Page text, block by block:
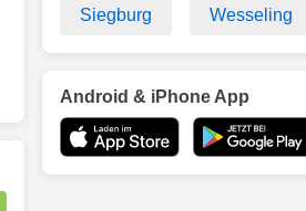
Siegburg Wesseling
Android & iPhone App